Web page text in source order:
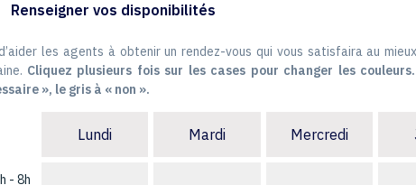
Renseigner vos disponibilités
les agents à obtenir un rendez-vous qui vous satisfaira au
Cliquez plusieurs fois sur les cases pour changer les
», le gris à « non ».
- 8h
Lundi Mardi Mercredi